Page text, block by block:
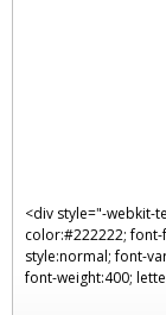
<div style="-webkit-
color:#222222;
style:normal; font-
font-weight:400;